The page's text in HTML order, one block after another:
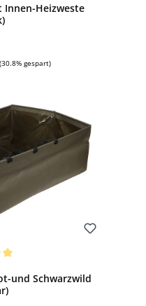
Innen-Heizweste
Preis:
(30.8% gespart)
und Schwarzwild